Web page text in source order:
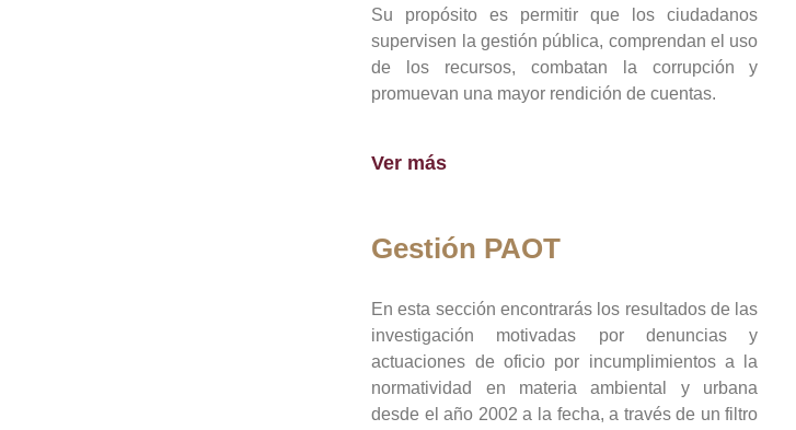
Su propósito es permitir que los ciudadanos
supervisen la gestión pública, comprendan el uso
de los recursos, combatan la corrupción y
promuevan una mayor rendición de cuentas.
Ver más
Gestión PAOT
En esta sección encontrarás los resultados de las
investigación motivadas por denuncias y
actuaciones de oficio por incumplimientos a la
normatividad en materia ambiental y urbana
desde el año 2002 a la fecha, a través de un filtro